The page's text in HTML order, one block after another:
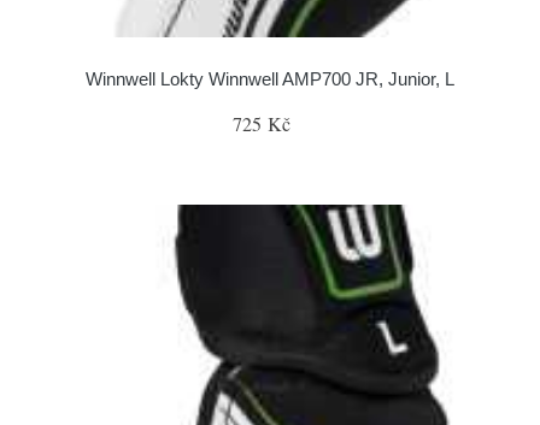
Winnwell Lokty Winnwell AMP700 JR, Junior, L
725 Kč